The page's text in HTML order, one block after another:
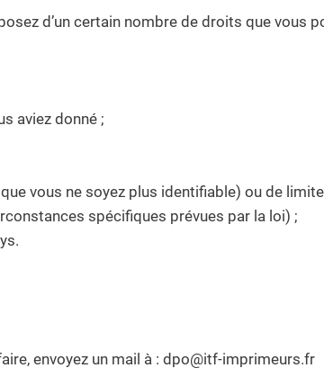
d’un certain nombre de droits que vous
aviez donné ;
vous ne soyez plus identifiable) ou de
spécifiques prévues par la loi) ;
envoyez un mail à : dpo@itf-imprimeurs.fr